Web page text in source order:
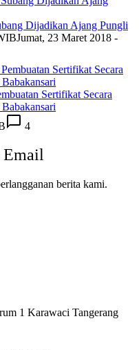
Dijadikan Ajang Pungli
Jumat, 23 Maret 2018 -
Sertifikat Secara
4
Email
berita kami.
1 Karawaci Tangerang